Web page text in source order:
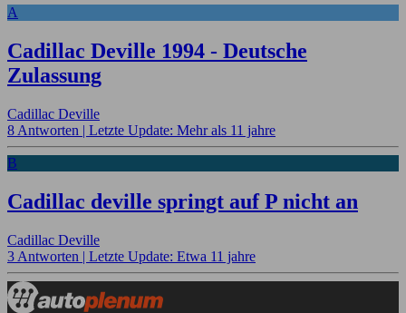
A
Cadillac Deville 1994 - Deutsche
Zulassung
Cadillac Deville
8 Antworten | Letzte Update: Mehr als 11 jahre
B
Cadillac deville springt auf P nicht an
Cadillac Deville
3 Antworten | Letzte Update: Etwa 11 jahre